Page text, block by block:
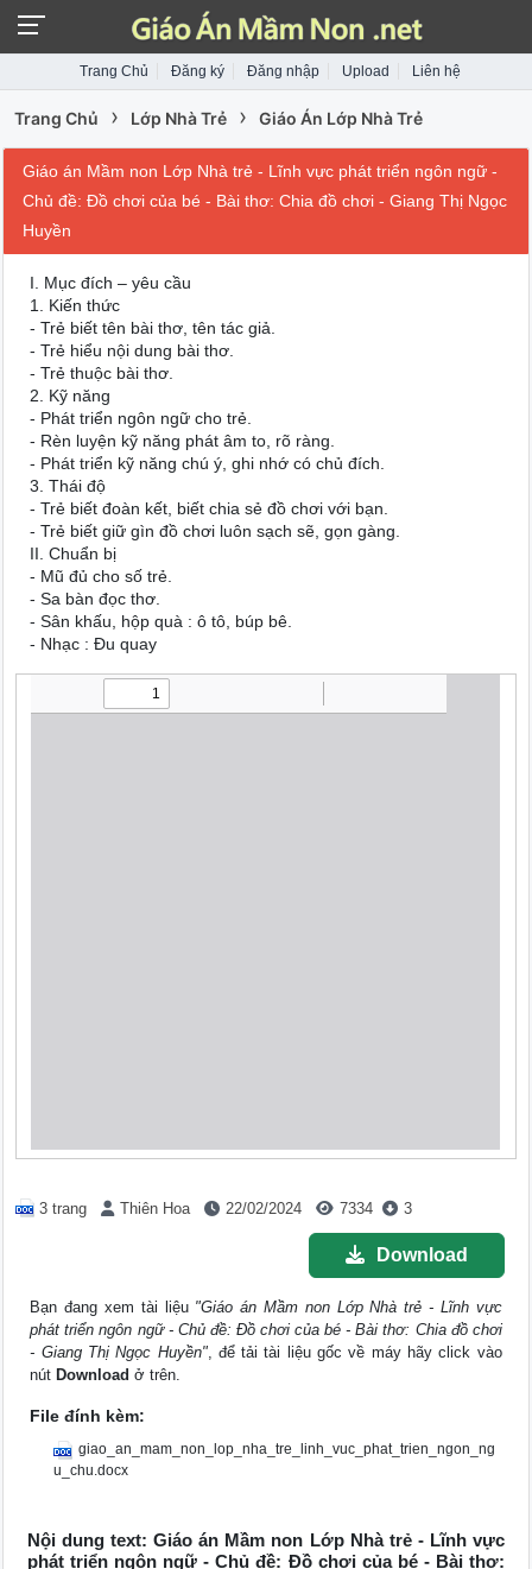
Trang Chủ Đăng ký Đăng nhập Upload Liên hệ
Trang Chủ › Lớp Nhà Trẻ › Giáo Án Lớp Nhà Trẻ
Giáo án Mầm non Lớp Nhà trẻ - Lĩnh vực phát triển ngôn ngữ -
Chủ đề: Đồ chơi của bé - Bài thơ: Chia đồ chơi - Giang Thị Ngọc
Huyền
I. Mục đích – yêu cầu
1. Kiến thức
- Trẻ biết tên bài thơ, tên tác giả.
- Trẻ hiểu nội dung bài thơ.
- Trẻ thuộc bài thơ.
2. Kỹ năng
- Phát triển ngôn ngữ cho trẻ.
- Rèn luyện kỹ năng phát âm to, rõ ràng.
- Phát triển kỹ năng chú ý, ghi nhớ có chủ đích.
3. Thái độ
- Trẻ biết đoàn kết, biết chia sẻ đồ chơi với bạn.
- Trẻ biết giữ gìn đồ chơi luôn sạch sẽ, gọn gàng.
II. Chuẩn bị
- Mũ đủ cho số trẻ.
- Sa bàn đọc thơ.
- Sân khấu, hộp quà : ô tô, búp bê.
- Nhạc : Đu quay
3 trang Thiên Hoa 22/02/2024 7334 3
Download
Bạn đang xem tài liệu "Giáo án Mầm non Lớp Nhà trẻ - Lĩnh vực
phát triển ngôn ngữ - Chủ đề: Đồ chơi của bé - Bài thơ: Chia đồ chơi
- Giang Thị Ngọc Huyền", để tải tài liệu gốc về máy hãy click vào
nút Download ở trên.
File đính kèm:
giao_an_mam_non_lop_nha_tre_linh_vuc_phat_trien_ngon_ng
u_chu.docx
Nội dung text: Giáo án Mầm non Lớp Nhà trẻ - Lĩnh vực
phát triển ngôn ngữ - Chủ đề: Đồ chơi của bé - Bài thơ: